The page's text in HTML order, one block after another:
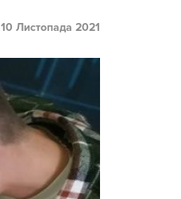
10 Листопада 2021